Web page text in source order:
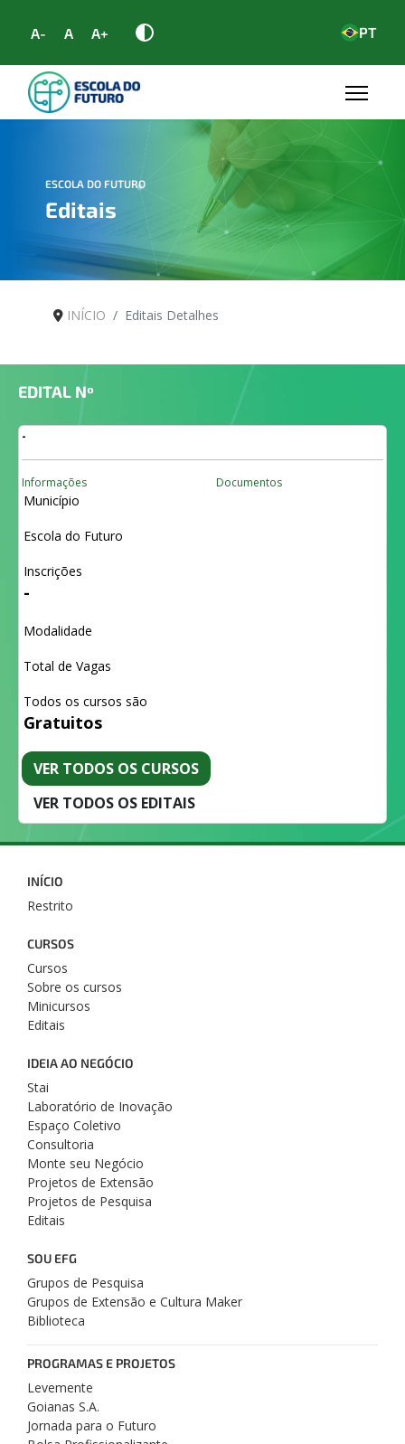
A- A A+ PT
ESCOLA DO FUTURO
Editais
INÍCIO Editais Detalhes
EDITAL Nº
-
Informações Documentos
Município
Escola do Futuro
Inscrições
-
Modalidade
Total de Vagas
Todos os cursos são
Gratuitos
VER TODOS OS CURSOS
VER TODOS OS EDITAIS
INÍCIO
Restrito
CURSOS
Cursos
Sobre os cursos
Minicursos
Editais
IDEIA AO NEGÓCIO
Stai
Laboratório de Inovação
Espaço Coletivo
Consultoria
Monte seu Negócio
Projetos de Extensão
Projetos de Pesquisa
Editais
SOU EFG
Grupos de Pesquisa
Grupos de Extensão e Cultura Maker
Biblioteca
PROGRAMAS E PROJETOS
Levemente
Goianas S.A.
Jornada para o Futuro